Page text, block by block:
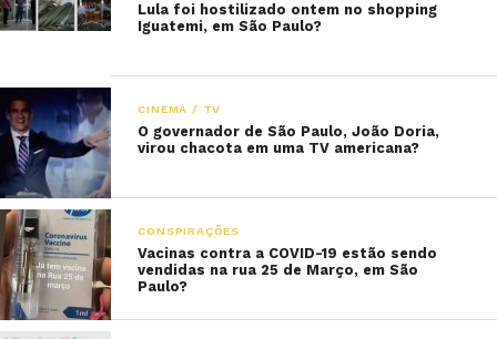
Lula foi hostilizado ontem no shopping
Iguatemi, em São Paulo?
CINEMA / TV
O governador de São Paulo, João Doria,
virou chacota em uma TV americana?
CONSPIRAÇÕES
Vacinas contra a COVID-19 estão sendo
vendidas na rua 25 de Março, em São
Paulo?